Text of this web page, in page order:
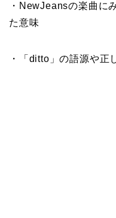
・NewJeansの楽曲に
た意味
・「ditto」の語源や正